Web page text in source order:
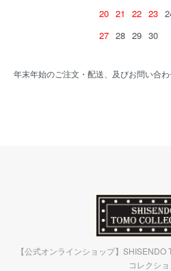
20 21 22 23
27 28 29 30
年末年始のご注文・配送、及びお問い合
【公式オンラインショップ】
コレクシ